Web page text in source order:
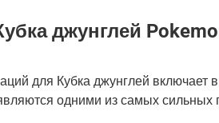
джунглей
для Кубка джунглей включает
одними из самых сильных